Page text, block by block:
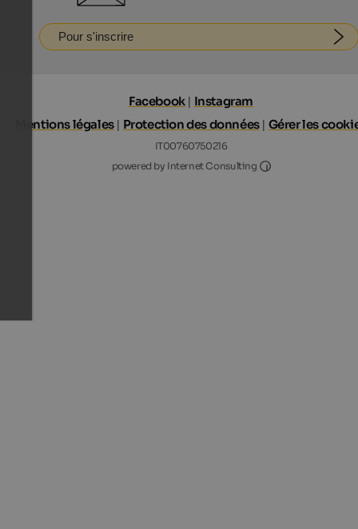
Pour s'inscrire
Facebook| Instagram
Mentions légales| Protection des données| Gérer les
IT00760750216
powered by Internet Consulting
Internet